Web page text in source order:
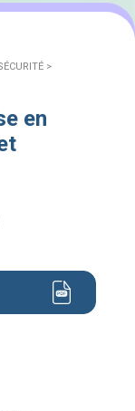
>
en